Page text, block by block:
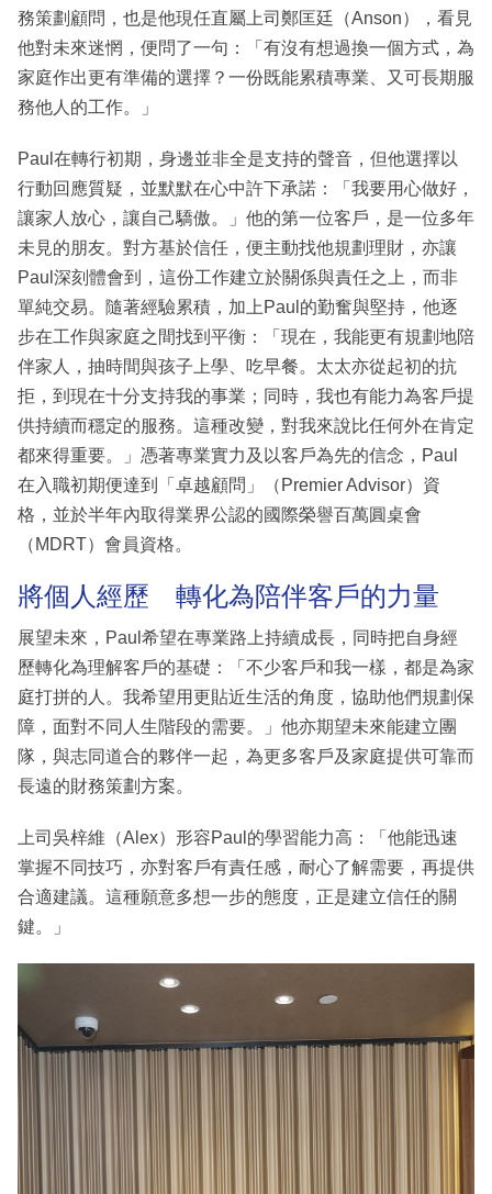
務策劃顧問，也是他現任直屬上司鄭匡廷（Anson），看見
他對未來迷惘，便問了一句：「有沒有想過換一個方式，為
家庭作出更有準備的選擇？一份既能累積專業、又可長期服
務他人的工作。」
Paul在轉行初期，身邊並非全是支持的聲音，但他選擇以
行動回應質疑，並默默在心中許下承諾：「我要用心做好，
讓家人放心，讓自己驕傲。」他的第一位客戶，是一位多年
未見的朋友。對方基於信任，便主動找他規劃理財，亦讓
Paul深刻體會到，這份工作建立於關係與責任之上，而非
單純交易。隨著經驗累積，加上Paul的勤奮與堅持，他逐
步在工作與家庭之間找到平衡：「現在，我能更有規劃地陪
伴家人，抽時間與孩子上學、吃早餐。太太亦從起初的抗
拒，到現在十分支持我的事業；同時，我也有能力為客戶提
供持續而穩定的服務。這種改變，對我來說比任何外在肯定
都來得重要。」憑著專業實力及以客戶為先的信念，Paul
在入職初期便達到「卓越顧問」（Premier Advisor）資
格，並於半年內取得業界公認的國際榮譽百萬圓桌會
（MDRT）會員資格。
將個人經歷 轉化為陪伴客戶的力量
展望未來，Paul希望在專業路上持續成長，同時把自身經
歷轉化為理解客戶的基礎：「不少客戶和我一樣，都是為家
庭打拼的人。我希望用更貼近生活的角度，協助他們規劃保
障，面對不同人生階段的需要。」他亦期望未來能建立團
隊，與志同道合的夥伴一起，為更多客戶及家庭提供可靠而
長遠的財務策劃方案。
上司吳梓維（Alex）形容Paul的學習能力高：「他能迅速
掌握不同技巧，亦對客戶有責任感，耐心了解需要，再提供
合適建議。這種願意多想一步的態度，正是建立信任的關
鍵。」